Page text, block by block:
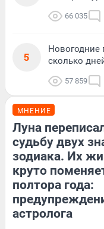
66 035
5
Новогодние
сколько
57 859
МНЕНИЕ
Луна
судьбу двух
зодиака. Их
круто
полтора года:
астролога